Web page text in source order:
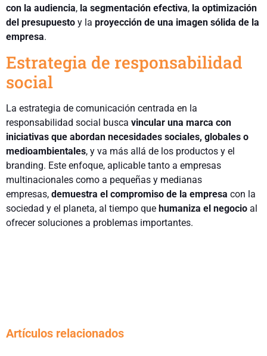
con la audiencia, la segmentación efectiva, la optimización
del presupuesto y la proyección de una imagen sólida de la
empresa.
Estrategia de responsabilidad
social
La estrategia de comunicación centrada en la
responsabilidad social busca vincular una marca con
iniciativas que abordan necesidades sociales, globales o
medioambientales, y va más allá de los productos y el
branding. Este enfoque, aplicable tanto a empresas
multinacionales como a pequeñas y medianas
empresas, demuestra el compromiso de la empresa con la
sociedad y el planeta, al tiempo que humaniza el negocio al
ofrecer soluciones a problemas importantes.
Artículos relacionados